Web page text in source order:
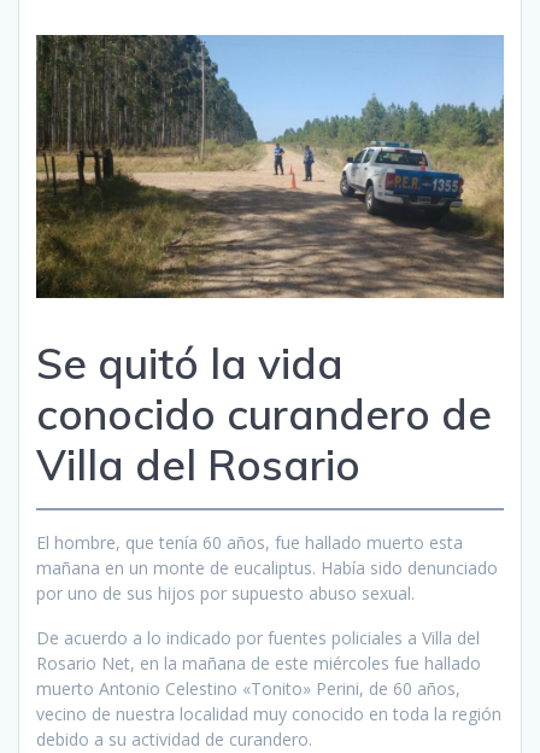
Se quitó la vida
conocido curandero de
Villa del Rosario
El hombre, que tenía 60 años, fue hallado muerto esta
mañana en un monte de eucaliptus. Había sido denunciado
por uno de sus hijos por supuesto abuso sexual.
De acuerdo a lo indicado por fuentes policiales a Villa del
Rosario Net, en la mañana de este miércoles fue hallado
muerto Antonio Celestino «Tonito» Perini, de 60 años,
vecino de nuestra localidad muy conocido en toda la región
debido a su actividad de curandero.